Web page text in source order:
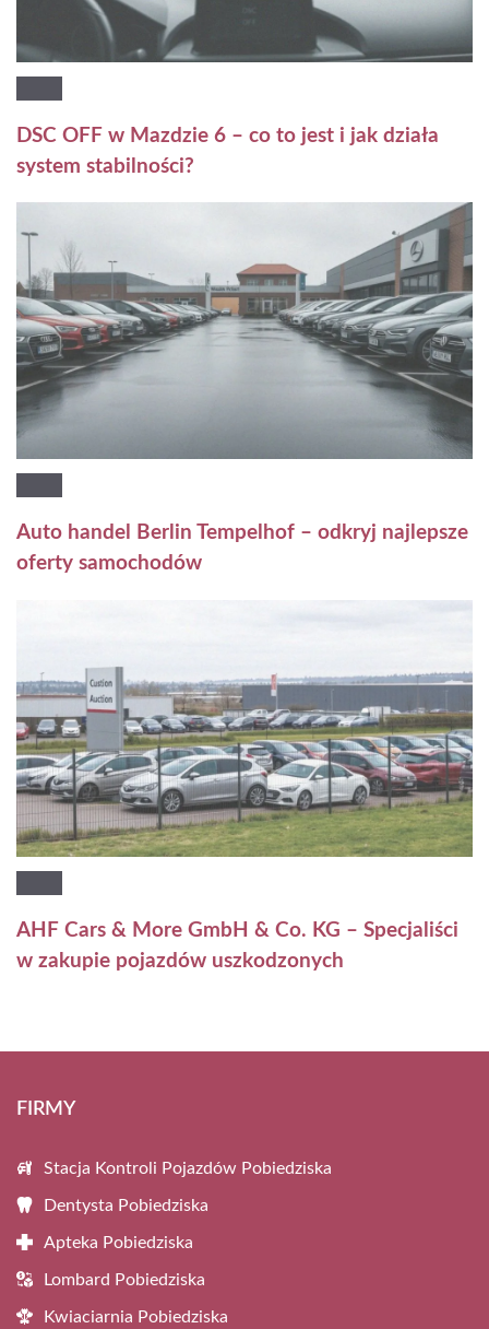
DSC OFF w Mazdzie 6 – co to jest i jak działa
system stabilności?
Auto handel Berlin Tempelhof – odkryj najlepsze
oferty samochodów
AHF Cars & More GmbH & Co. KG – Specjaliści
w zakupie pojazdów uszkodzonych
FIRMY
Stacja Kontroli Pojazdów Pobiedziska
Dentysta Pobiedziska
Apteka Pobiedziska
Lombard Pobiedziska
Kwiaciarnia Pobiedziska